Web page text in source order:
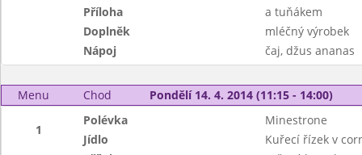
Příloha
a tuňákem
Doplněk
mléčný výrobek
Nápoj
čaj, džus ananas
Menu Chod Pondělí 14. 4. 2014 (11:15 - 14:00)
1
Polévka
Minestrone
Jídlo
Kuřecí řízek v